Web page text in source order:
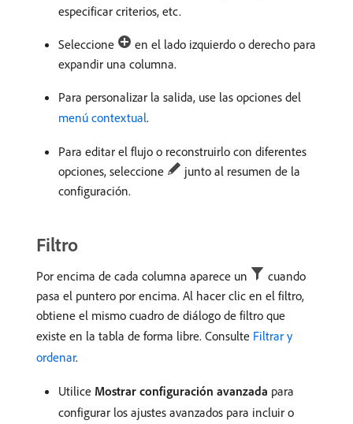
especificar criterios, etc.
Seleccione
en el lado izquierdo o derecho para
expandir una columna.
Para personalizar la salida, use las opciones del
menú contextual.
Para editar el flujo o reconstruirlo con diferentes
opciones, seleccione
junto al resumen de la
configuración.
Filtro
Por encima de cada columna aparece un
cuando
pasa el puntero por encima. Al hacer clic en el filtro,
obtiene el mismo cuadro de diálogo de filtro que
existe en la tabla de forma libre. Consulte Filtrar y
ordenar.
Utilice Mostrar configuración avanzada para
configurar los ajustes avanzados para incluir o